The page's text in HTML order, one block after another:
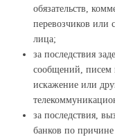
обязательств,
перевозчиков или
лица;
за последствия
сообщений, писем
искажение или
за последствия,
банков по